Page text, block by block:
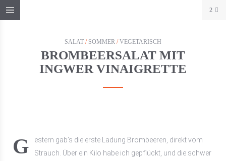
2
SALAT / SOMMER /VEGETARISCH
BROMBEERSALAT MIT
INGWER VINAIGRETTE
Gestern gab’s die erste Ladung Brombeeren, direkt vom
Strauch. Über ein Kilo habe ich gepflückt, und die schwer